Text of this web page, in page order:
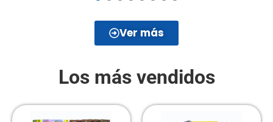
Ver más
Los más vendidos